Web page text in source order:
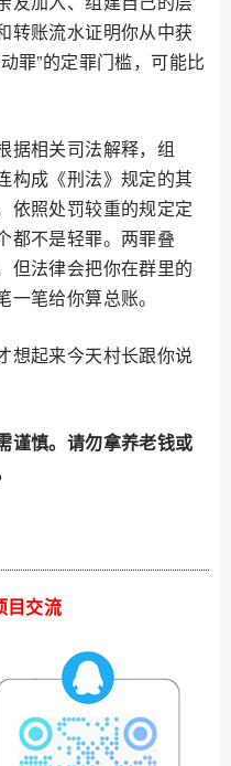
转账流水证明你从中获
罪”的定罪门槛，可能比
据相关司法解释，组
构成《刑法》规定的其
依照处罚较重的规定定
不是轻罪。两罪叠
但法律会把你在群里的
笔给你算总账。
想起来今天村长跟你说
谨慎。请勿拿养老钱或
目交流